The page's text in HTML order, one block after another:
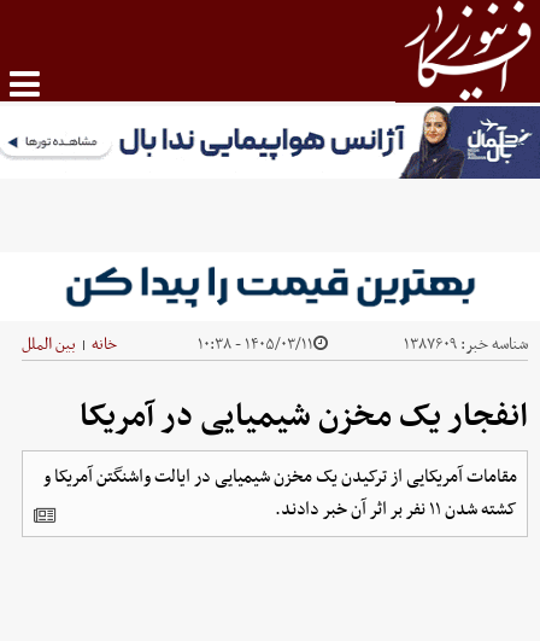
شناسه خبر:۱۳۸۷۶۰۹ ۱۴۰۵/۰۳/۱۱ - ۱۰:۳۸ خانه | بین الملل
انفجار یک مخزن شیمیایی در آمریکا
مقامات آمریکایی از ترکیدن یک مخزن شیمیایی در ایالت واشنگتن آمریکا و
کشته شدن ۱۱ نفر بر اثر آن خبر دادند.